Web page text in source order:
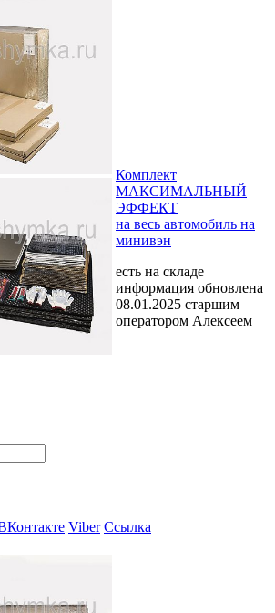
Комплект
МАКСИМАЛЬНЫЙ
ЭФФЕКТ
на весь автомобиль на
минивэн
есть на складе
информация обновлена
08.01.2025 старшим
оператором Алексеем
Viber Ссылка